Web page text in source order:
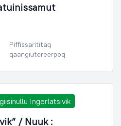
Piffissarititaq
qaangiutereerpoq
Ingerlatsivik
/ Nuuk :